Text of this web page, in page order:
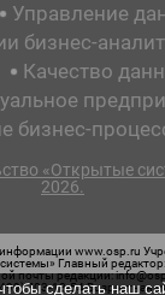
Управление
бизнес-
Качество
бизнес-
«Открытые
2026.
www.osp.ru
Главный
почты редакции:
703-18-54 Возрастная
сделать наш